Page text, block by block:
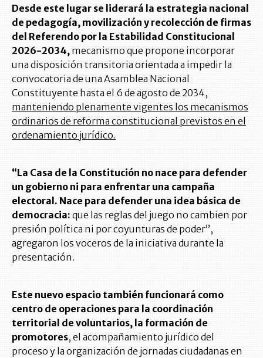
Desde este lugar se liderará la estrategia nacional
de pedagogía, movilización y recolección de firmas
del Referendo por la Estabilidad Constitucional
2026-2034, mecanismo que propone incorporar
una disposición transitoria orientada a impedir la
convocatoria de una Asamblea Nacional
Constituyente hasta el 6 de agosto de 2034,
manteniendo plenamente vigentes los mecanismos
ordinarios de reforma constitucional previstos en el
ordenamiento jurídico.
“La Casa de la Constitución no nace para defender
un gobierno ni para enfrentar una campaña
electoral. Nace para defender una idea básica de
democracia: que las reglas del juego no cambien por
presión política ni por coyunturas de poder”,
agregaron los voceros de la iniciativa durante la
presentación.
Este nuevo espacio también funcionará como
centro de operaciones para la coordinación
territorial de voluntarios, la formación de
promotores, el acompañamiento jurídico del
proceso y la organización de jornadas ciudadanas en